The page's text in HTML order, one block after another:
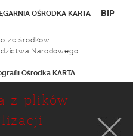
OŚRODKA KARTA BIP
ze środków
Narodowego
Ośrodka KARTA
29
646 36 90
z plików